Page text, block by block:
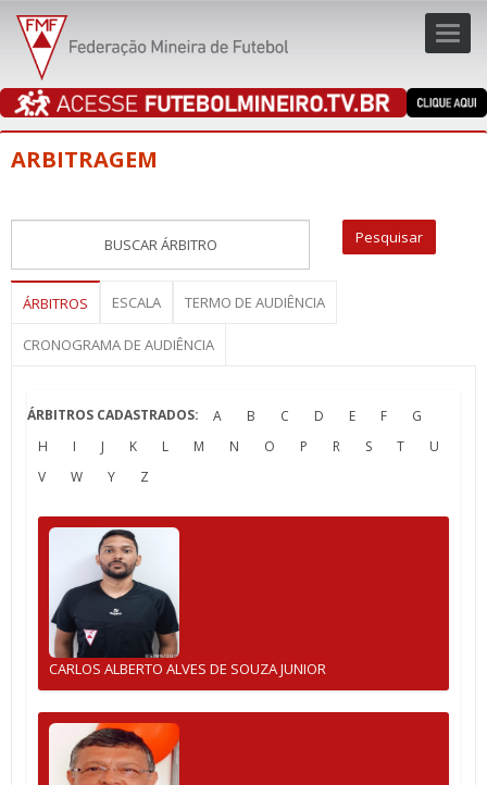
ARBITRAGEM
ÁRBITROS ESCALA TERMO DE AUDIÊNCIA
CRONOGRAMA DE AUDIÊNCIA
ÁRBITROS CADASTRADOS: A B C D E F
G
H
I J K L M N O P R S T
U
V
W Y Z
CARLOS ALBERTO ALVES DE SOUZA JUNIOR